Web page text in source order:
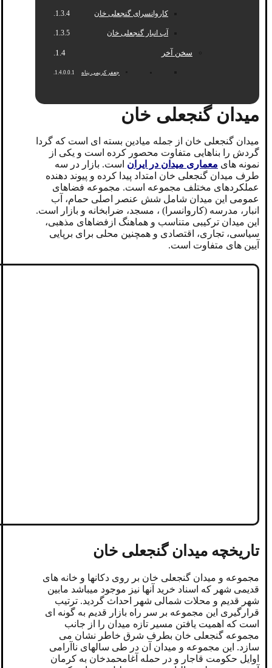
کاروانسرای گنجعلی خان
آب انبار گنجعلی خان
سخن آخر
جعفر کریمی پناه
میدان گنجعلی خان
میدان گنجعلی خان از جمله میادین بسته ای است که گردا
گردش را بناهایی متفاوت محصور کرده است و یکی از
نمونه های معماری میدان در ایران است. بازار در سه
طرف میدان گنجعلی خان امتداد پیدا کرده و پیوند دهنده
عملکردهای مختلف مجموعه است. مجموعه فضاهای
عمومی این میدان شامل شش عنصر اصلی حمام، آب
انبار، مدرسه (کاروانسرا) ، مسجد، ضرابخانه و بازار است.
این میدان ترکیبی متناسب و هماهنگ ازفضاهای مذهبی،
سیاسی، تجاری، اقتصادی و همچنین محلی برای برپایی
آیین های متفاوت است.
تاریخچه میدان گنجعلی خان
مجموعه و میدان گنجعلی خان بر روی دکانها و خانه های
قدیمی شهر که اسناد خرید آنها نیز موجود میباشد مابین
شهر قدیم و محلات شمالی شهر احداث گردید. ترتیب
قرارگیری این مجموعه بر سر راه بازار قدیم به گونه ای
است که اهمیت یافتن مسیر تازه میدان را از جانب
مجموعه گنجعلی خان بطرف شرق خاطر نشان می
سازد. این مجموعه و میدان آن در طی سالهای ناآرامی
اوایل حکومت قاجار و در حمله آغامحمدخان به کرمان